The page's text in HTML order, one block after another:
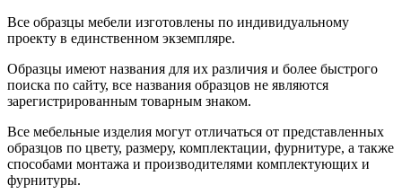
Все образцы мебели изготовлены по индивидуальному
проекту в единственном экземпляре.
Образцы имеют названия для их различия и более быстрого
поиска по сайту, все названия образцов не являются
зарегистрированным товарным знаком.
Все мебельные изделия могут отличаться от представленных
образцов по цвету, размеру, комплектации, фурнитуре, а также
способами монтажа и производителями комплектующих и
фурнитуры.